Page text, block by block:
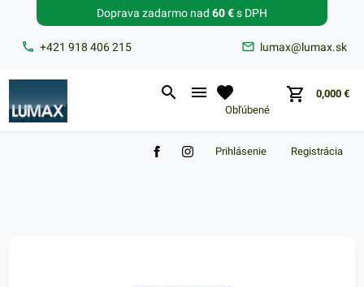
+421 918 406 215 lumax@lumax.sk
Doprava zadarmo nad 60 €s DPH
Obľúbené
0,000 €
Zabudnuté heslo?
Registrácia
Prihlásenie